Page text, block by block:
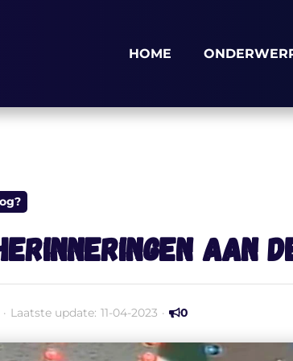
HOME
aan
· Laatste update: 11-04-2023 · 0